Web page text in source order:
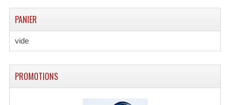
Lyres
PANIER
vide
PROMOTIONS